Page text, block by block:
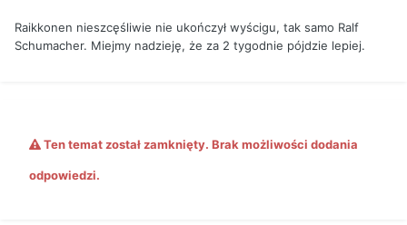
Raikkonen nieszcęśliwie nie ukończył wyścigu, tak samo Ralf
Schumacher. Miejmy nadzieję, że za 2 tygodnie pójdzie lepiej.
Ten temat został zamknięty. Brak możliwości dodania
odpowiedzi.